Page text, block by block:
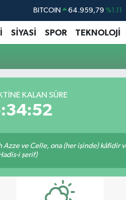
BITCOIN 64.959,79 %1.11
DOLAR 47,7436 %0.18
EURO 55,2510 %0.32
SİYASİ SPOR TEKNOLOJİ
KALAN SÜRE
ve Celle, ona (her işinde) kâfidir
i şerif)